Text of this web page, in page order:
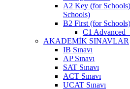
A2 Key (for
Schools)
B2 First (for Schools)
C1 Advanced
AKADEMİK SINAVLAR
IB Sınavı
AP Sınavı
SAT Sınavı
ACT Sınavı
UCAT Sınavı